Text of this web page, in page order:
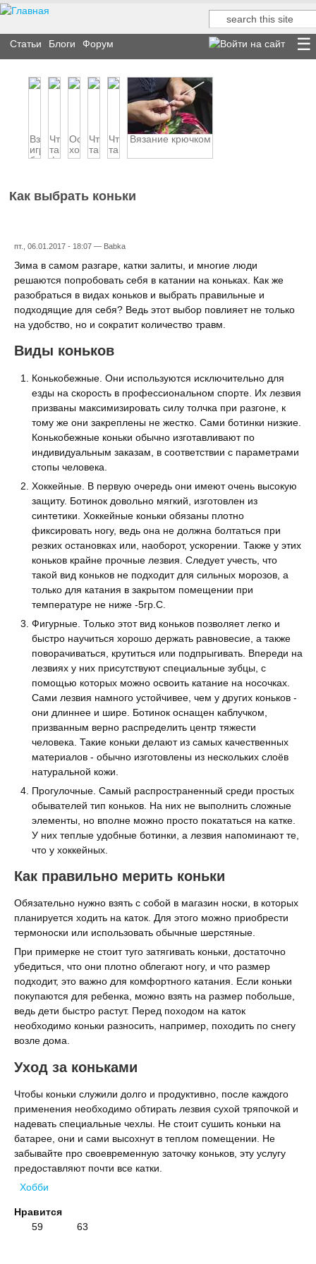
Форма поиска
Поиск
Статьи Блоги Форум
Взрослые
игры
больших
Что
такое
филателия
Осеннее
хобби
Что
такое
вышивка
Что
такое
декупаж
Вязание крючком
Как выбрать коньки
пт., 06.01.2017 - 18:07 — Babka
Зима в самом разгаре, катки залиты, и многие люди
решаются попробовать себя в катании на коньках. Как же
разобраться в видах коньков и выбрать правильные и
подходящие для себя? Ведь этот выбор повлияет не только
на удобство, но и сократит количество травм.
Виды коньков
Конькобежные. Они используются исключительно для
езды на скорость в профессиональном спорте. Их лезвия
призваны максимизировать силу толчка при разгоне, к
тому же они закреплены не жестко. Сами ботинки низкие.
Конькобежные коньки обычно изготавливают по
индивидуальным заказам, в соответствии с параметрами
стопы человека.
Хоккейные. В первую очередь они имеют очень высокую
защиту. Ботинок довольно мягкий, изготовлен из
синтетики. Хоккейные коньки обязаны плотно
фиксировать ногу, ведь она не должна болтаться при
резких остановках или, наоборот, ускорении. Также у этих
коньков крайне прочные лезвия. Следует учесть, что
такой вид коньков не подходит для сильных морозов, а
только для катания в закрытом помещении при
температуре не ниже -5гр.С.
Фигурные. Только этот вид коньков позволяет легко и
быстро научиться хорошо держать равновесие, а также
поворачиваться, крутиться или подпрыгивать. Впереди на
лезвиях у них присутствуют специальные зубцы, с
помощью которых можно освоить катание на носочках.
Сами лезвия намного устойчивее, чем у других коньков -
они длиннее и шире. Ботинок оснащен каблучком,
призванным верно распределить центр тяжести
человека. Такие коньки делают из самых качественных
материалов - обычно изготовлены из нескольких слоёв
натуральной кожи.
Прогулочные. Самый распространенный среди простых
обывателей тип коньков. На них не выполнить сложные
элементы, но вполне можно просто покататься на катке.
У них теплые удобные ботинки, а лезвия напоминают те,
что у хоккейных.
Как правильно мерить коньки
Обязательно нужно взять с собой в магазин носки, в которых
планируется ходить на каток. Для этого можно приобрести
термоноски или использовать обычные шерстяные.
При примерке не стоит туго затягивать коньки, достаточно
убедиться, что они плотно облегают ногу, и что размер
подходит, это важно для комфортного катания. Если коньки
покупаются для ребенка, можно взять на размер побольше,
ведь дети быстро растут. Перед походом на каток
необходимо коньки разносить, например, походить по снегу
возле дома.
Уход за коньками
Чтобы коньки служили долго и продуктивно, после каждого
применения необходимо обтирать лезвия сухой тряпочкой и
надевать специальные чехлы. Не стоит сушить коньки на
батарее, они и сами высохнут в теплом помещении. Не
забывайте про своевременную заточку коньков, эту услугу
предоставляют почти все катки.
Хобби
Нравится
59
63